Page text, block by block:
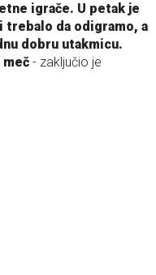
igrače. U petak je
trebalo da odigramo, a
dobru utakmicu.
- zaključio je